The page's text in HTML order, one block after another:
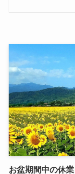
お盆期間中の休